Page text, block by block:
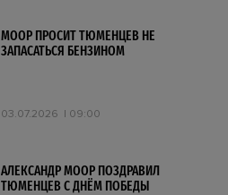
МООР ПРОСИТ ТЮМЕНЦЕВ НЕ
ЗАПАСАТЬСЯ БЕНЗИНОМ
03.07.2026 09:00
АЛЕКСАНДР МООР ПОЗДРАВИЛ
ТЮМЕНЦЕВ С ДНЁМ ПОБЕДЫ